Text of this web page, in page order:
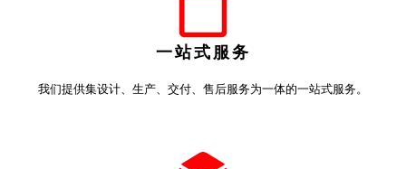
一站式服务
我们提供集设计、生产、交付、售后服务为一体的一站式服务。